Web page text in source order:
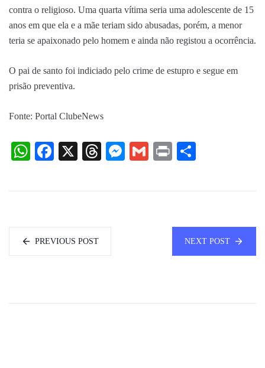
contra o religioso. Uma quarta vítima seria uma adolescente de 15
anos em que ela e a mãe teriam sido abusadas, porém, a menor
teria se apaixonado pelo homem e ainda não registou a ocorrência.
O pai de santo foi indiciado pelo crime de estupro e segue em
prisão preventiva.
Fonte: Portal ClubeNews
WhatsApp
Facebook
X Threads
Messenger
Gmail
Print
PREVIOUS POST NEXT POST